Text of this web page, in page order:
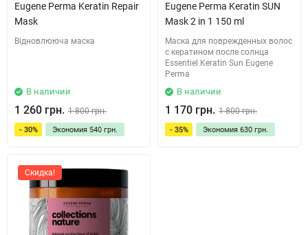
Eugene Perma Keratin Repair
Mask
Відновлююча маска
В наличии
1 260 грн. 1 800 грн.
- 30% Экономия 540 грн.
Eugene Perma Keratin SUN
Mask 2 in 1 150 ml
Маска для поврежденных волос
с кератином после солнца
Essentiel Keratin Sun Eugene
Perma
В наличии
1 170 грн. 1 800 грн.
- 35% Экономия 630 грн.
Скидка!